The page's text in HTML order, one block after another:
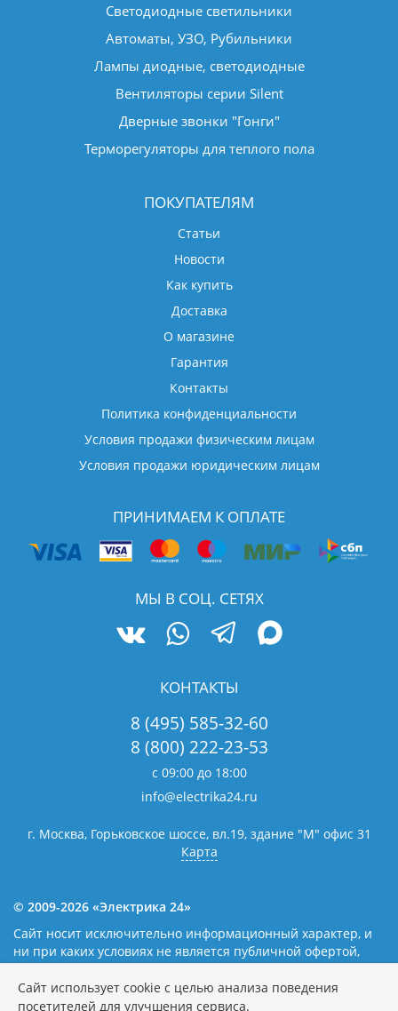
Светодиодные светильники
Автоматы, УЗО, Рубильники
Лампы диодные, светодиодные
Вентиляторы серии Silent
Дверные звонки "Гонги"
Терморегуляторы для теплого пола
ПОКУПАТЕЛЯМ
Статьи
Новости
Как купить
Доставка
О магазине
Гарантия
Контакты
Политика конфиденциальности
Условия продажи физическим лицам
Условия продажи юридическим лицам
ПРИНИМАЕМ К ОПЛАТЕ
МЫ В СОЦ. СЕТЯХ
КОНТАКТЫ
8 (495) 585-32-60
8 (800) 222-23-53
с 09:00 до 18:00
info@electrika24.ru
г. Москва, Горьковское шоссе, вл.19, здание "М" офис 31
Карта
© 2009-2026 «Электрика 24»
Сайт носит исключительно информационный характер, и
ни при каких условиях не является публичной офертой,
определяемой положениями статьи 437(2) Гражданского
кодекса Российской Федерации. Наличие и цены уточняйте
у наших операторов.Политика обработки персональных
Сайт использует cookie с целью анализа поведения
посетителей для улучшения сервиса.